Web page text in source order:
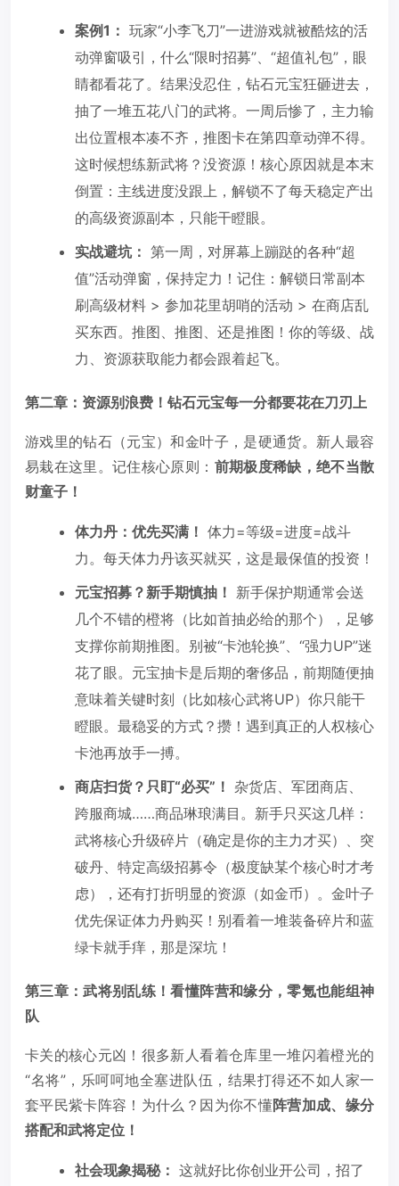
案例1： 玩家“小李飞刀”一进游戏就被酷炫的活
动弹窗吸引，什么“限时招募”、“超值礼包”，眼
睛都看花了。结果没忍住，钻石元宝狂砸进去，
抽了一堆五花八门的武将。一周后惨了，主力输
出位置根本凑不齐，推图卡在第四章动弹不得。
这时候想练新武将？没资源！核心原因就是本末
倒置：主线进度没跟上，解锁不了每天稳定产出
的高级资源副本，只能干瞪眼。
实战避坑： 第一周，对屏幕上蹦跶的各种“超
值”活动弹窗，保持定力！记住：解锁日常副本
刷高级材料 > 参加花里胡哨的活动 > 在商店乱
买东西。推图、推图、还是推图！你的等级、战
力、资源获取能力都会跟着起飞。
第二章：资源别浪费！钻石元宝每一分都要花在刀刃上
游戏里的钻石（元宝）和金叶子，是硬通货。新人最容
易栽在这里。记住核心原则： 前期极度稀缺，绝不当散
财童子！
体力丹：优先买满！ 体力=等级=进度=战斗
力。每天体力丹该买就买，这是最保值的投资！
元宝招募？新手期慎抽！ 新手保护期通常会送
几个不错的橙将（比如首抽必给的那个），足够
支撑你前期推图。别被“卡池轮换”、“强力UP”迷
花了眼。元宝抽卡是后期的奢侈品，前期随便抽
意味着关键时刻（比如核心武将UP）你只能干
瞪眼。最稳妥的方式？攒！遇到真正的人权核心
卡池再放手一搏。
商店扫货？只盯“必买”！ 杂货店、军团商店、
跨服商城……商品琳琅满目。新手只买这几样：
武将核心升级碎片（确定是你的主力才买）、突
破丹、特定高级招募令（极度缺某个核心时才考
虑），还有打折明显的资源（如金币）。金叶子
优先保证体力丹购买！别看着一堆装备碎片和蓝
绿卡就手痒，那是深坑！
第三章：武将别乱练！看懂阵营和缘分，零氪也能组神
队
卡关的核心元凶！很多新人看着仓库里一堆闪着橙光的
“名将”，乐呵呵地全塞进队伍，结果打得还不如人家一
套平民紫卡阵容！为什么？因为你不懂阵营加成、缘分
搭配和武将定位！
社会现象揭秘： 这就好比你创业开公司，招了